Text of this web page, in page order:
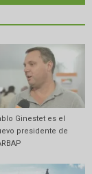
Ginestet es el
presidente de